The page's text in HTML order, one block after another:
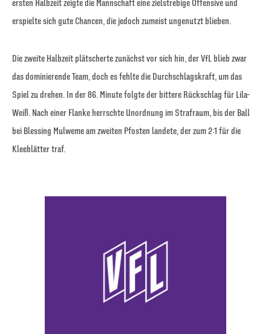
ersten Halbzeit zeigte die Mannschaft eine zielstrebige Offensive und
erspielte sich gute Chancen, die jedoch zumeist ungenutzt blieben.
Die zweite Halbzeit plätscherte zunächst vor sich hin, der VfL blieb zwar
das dominierende Team, doch es fehlte die Durchschlagskraft, um das
Spiel zu drehen. In der 86. Minute folgte der bittere Rückschlag für Lila-
Weiß. Nach einer Flanke herrschte Unordnung im Strafraum, bis der Ball
bei Blessing Mulweme am zweiten Pfosten landete, der zum 2:1 für die
Kleeblätter traf.